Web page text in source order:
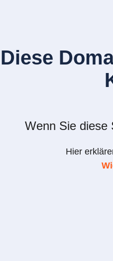
Diese
Wenn Sie diese
Hier